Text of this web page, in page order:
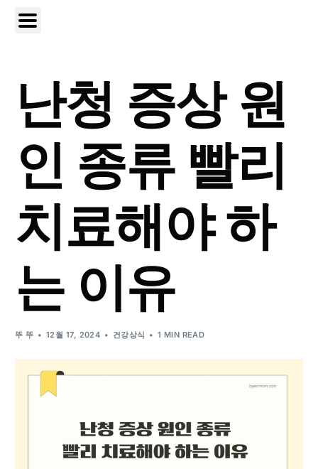
난청 증상 원
인 종류 빨리
치료해야 하
는 이유
뚜 뚜 12월 17, 2024 건강상식 1 MIN READ